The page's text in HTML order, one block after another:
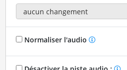
Normaliser l'audio